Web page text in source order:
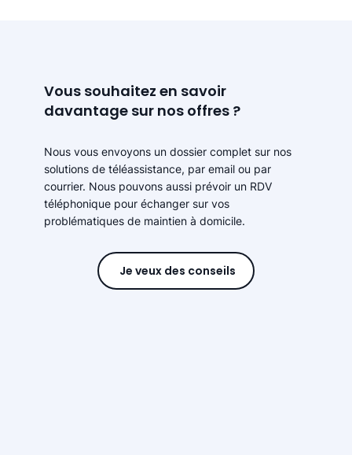
Vous souhaitez en savoir
davantage sur nos offres ?
Nous vous envoyons un dossier complet sur nos
solutions de téléassistance, par email ou par
courrier. Nous pouvons aussi prévoir un RDV
téléphonique pour échanger sur vos
problématiques de maintien à domicile.
Je veux des conseils